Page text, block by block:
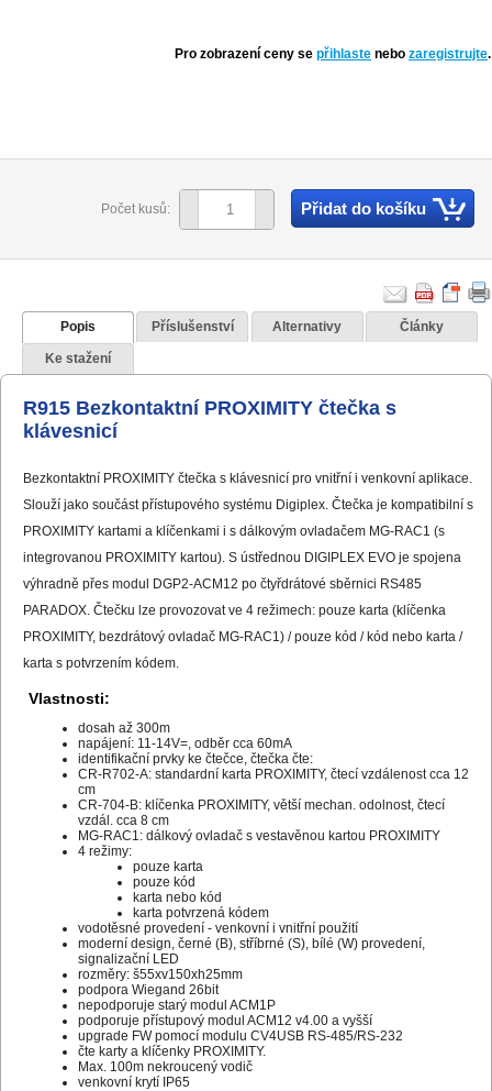
Pro zobrazení ceny se přihlaste nebo zaregistrujte.
Počet kusů: Přidat do košíku
Popis Příslušenství Alternativy Články
Ke stažení
R915 Bezkontaktní PROXIMITY čtečka s
klávesnicí
Bezkontaktní PROXIMITY čtečka s klávesnicí pro vnitřní i venkovní aplikace.
Slouží jako součást přístupového systému Digiplex. Čtečka je kompatibilní s
PROXIMITY kartami a klíčenkami i s dálkovým ovladačem MG-RAC1 (s
integrovanou PROXIMITY kartou). S ústřednou DIGIPLEX EVO je spojena
výhradně přes modul DGP2-ACM12 po čtyřdrátové sběrnici RS485
PARADOX. Čtečku lze provozovat ve 4 režimech: pouze karta (klíčenka
PROXIMITY, bezdrátový ovladač MG-RAC1) / pouze kód / kód nebo karta /
karta s potvrzením kódem.
Vlastnosti:
dosah až 300m
napájení: 11-14V=, odběr cca 60mA
identifikační prvky ke čtečce, čtečka čte:
CR-R702-A: standardní karta PROXIMITY, čtecí vzdálenost cca 12
cm
CR-704-B: klíčenka PROXIMITY, větší mechan. odolnost, čtecí
vzdál. cca 8 cm
MG-RAC1: dálkový ovladač s vestavěnou kartou PROXIMITY
4 režimy:
pouze karta
pouze kód
karta nebo kód
karta potvrzená kódem
vodotěsné provedení - venkovní i vnitřní použití
moderní design, černé (B), stříbrné (S), bílé (W) provedení,
signalizační LED
rozměry: š55xv150xh25mm
podpora Wiegand 26bit
nepodporuje starý modul ACM1P
podporuje přístupový modul ACM12 v4.00 a vyšší
upgrade FW pomocí modulu CV4USB RS-485/RS-232
čte karty a klíčenky PROXIMITY.
Max. 100m nekroucený vodič
venkovní krytí IP65